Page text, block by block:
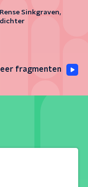
Sinkgraven,
fragmenten